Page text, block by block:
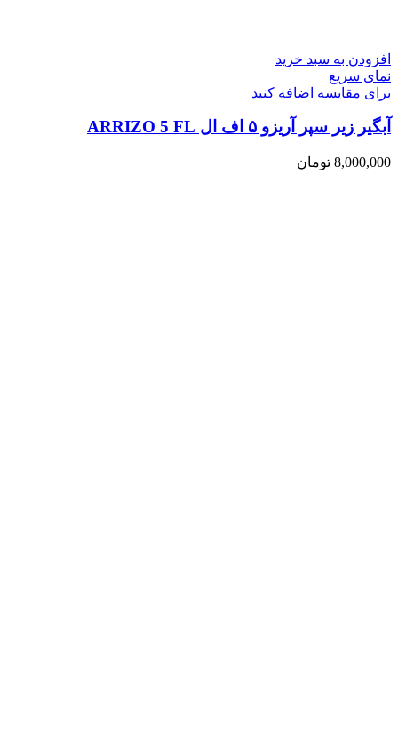
افزودن به سبد خرید
نمای سریع
برای مقایسه اضافه کنید
آبگیر زیر سپر آریزو ۵ اف ال ARRIZO 5 FL
8,000,000 تومان